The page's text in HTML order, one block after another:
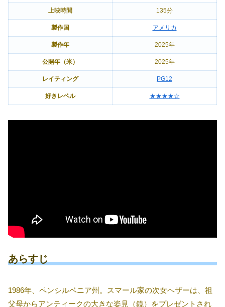
上映時間 135分
製作国 アメリカ
製作年 2025年
公開年（米） 2025年
レイティング PG12
好きレベル ★★★★☆
あらすじ
1986年、ペンシルベニア州。スマール家の次女ヘザーは、祖
父母からアンティークの大きな姿見（鏡）をプレゼントされ